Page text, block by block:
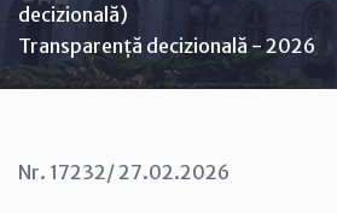
decizională)
Transparență decizională - 2026
Nr. 17232/ 27.02.2026